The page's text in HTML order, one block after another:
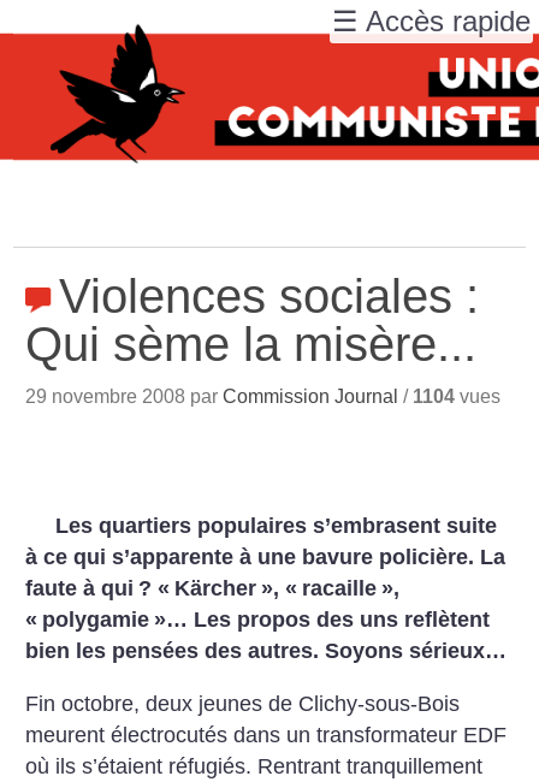
Violences sociales :
Qui sème la misère...
29 novembre 2008 parCommission Journal / 1104 vues
Les quartiers populaires s’embrasent suite
à ce qui s’apparente à une bavure policière. La
faute à qui ? « Kärcher », « racaille »,
« polygamie »… Les propos des uns reflètent
bien les pensées des autres. Soyons sérieux…
Fin octobre, deux jeunes de Clichy-sous-Bois
meurent électrocutés dans un transformateur EDF
où ils s’étaient réfugiés. Rentrant tranquillement
☰ Accès rapide